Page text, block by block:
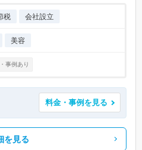
税 会社設立
美容
事例あり
料金・事例を見る
を見る